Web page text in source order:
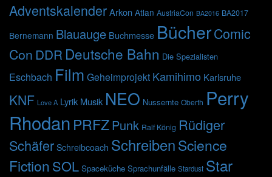
AdventskalenderArkon Atlan AustriaCon BA2016 BA2017
Bernemann Blauauge Buchmesse BücherComic
Con DDR Deutsche Bahn Die Spezialisten
Eschbach Film Geheimprojekt Kamihimo Karlsruhe
KNF Love A Lyrik Musik NEO Nussernte Oberth Perry
Rhodan PRFZPunk Ralf König Rüdiger
Schäfer Schreibcoach SchreibenScience
FictionSOL Spaceküche Sprachunfälle Stardust Star